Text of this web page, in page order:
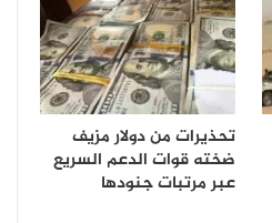
تحذيرات من دولار مزيف
ضخته قوات الدعم السريع
عبر مرتبات جنودها